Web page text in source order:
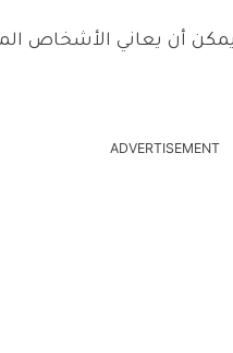
أن يعاني الأشخاص
ADVERTISEMENT